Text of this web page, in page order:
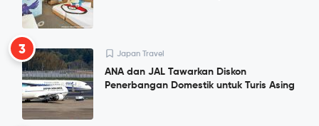
3 Japan Travel
ANA dan JAL Tawarkan Diskon
Penerbangan Domestik untuk Turis Asing